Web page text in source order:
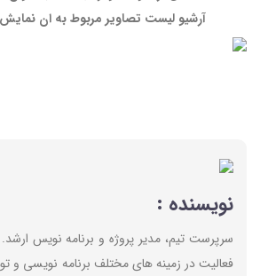
آرشیو لیست تصاویر مربوط به ان
نویسنده :
فعالیت در زمینه های مختلف برنامه نویسی و